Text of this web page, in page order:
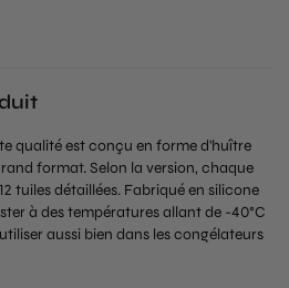
qualité est conçu en forme d'huître
format. Selon la version, chaque
tuiles détaillées. Fabriqué en silicone
à des températures allant de -40°C
aussi bien dans les congélateurs